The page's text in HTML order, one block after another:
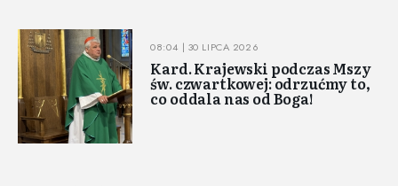
08:04 | 30 LIPCA 2026
Kard. Krajewski podczas Mszy
św. czwartkowej: odrzućmy to,
co oddala nas od Boga!